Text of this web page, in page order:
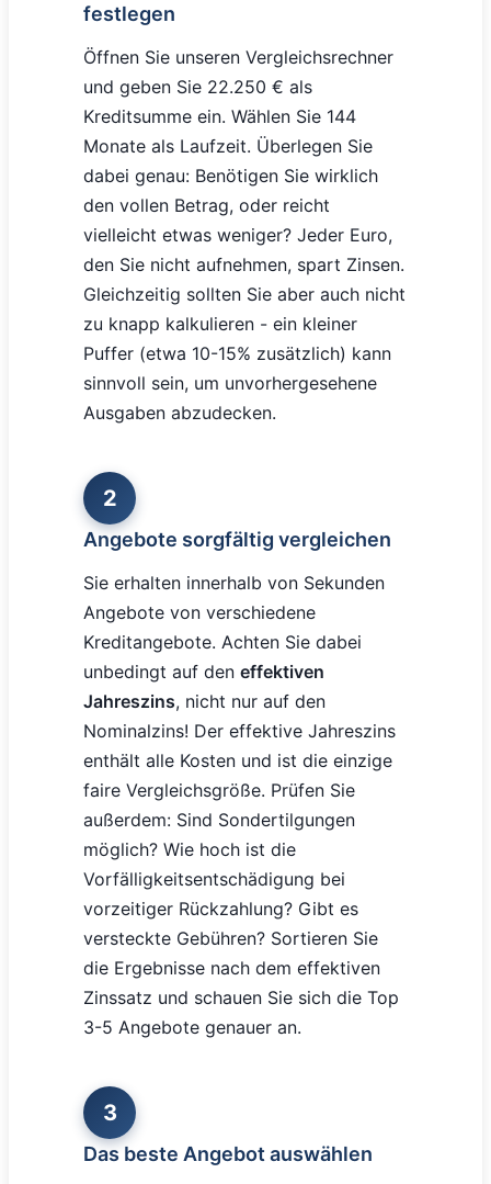
festlegen
Öffnen Sie unseren Vergleichsrechner
und geben Sie 22.250 € als
Kreditsumme ein. Wählen Sie 144
Monate als Laufzeit. Überlegen Sie
dabei genau: Benötigen Sie wirklich
den vollen Betrag, oder reicht
vielleicht etwas weniger? Jeder Euro,
den Sie nicht aufnehmen, spart Zinsen.
Gleichzeitig sollten Sie aber auch nicht
zu knapp kalkulieren - ein kleiner
Puffer (etwa 10-15% zusätzlich) kann
sinnvoll sein, um unvorhergesehene
Ausgaben abzudecken.
2
Angebote sorgfältig vergleichen
Sie erhalten innerhalb von Sekunden
Angebote von verschiedene
Kreditangebote. Achten Sie dabei
unbedingt auf den effektiven
Jahreszins, nicht nur auf den
Nominalzins! Der effektive Jahreszins
enthält alle Kosten und ist die einzige
faire Vergleichsgröße. Prüfen Sie
außerdem: Sind Sondertilgungen
möglich? Wie hoch ist die
Vorfälligkeitsentschädigung bei
vorzeitiger Rückzahlung? Gibt es
versteckte Gebühren? Sortieren Sie
die Ergebnisse nach dem effektiven
Zinssatz und schauen Sie sich die Top
3-5 Angebote genauer an.
3
Das beste Angebot auswählen